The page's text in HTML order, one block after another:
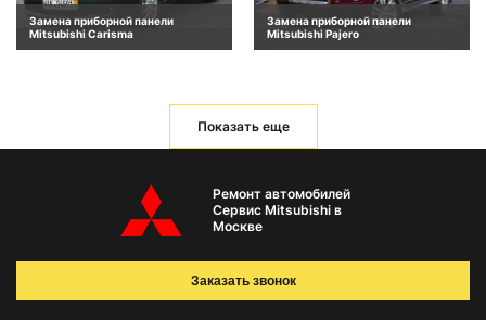
Замена приборной панели
Mitsubishi Carisma
Замена приборной панели
Mitsubishi Pajero
Показать еще
Ремонт автомобилей
Сервис Mitsubishi в
Москве
Заказать звонок